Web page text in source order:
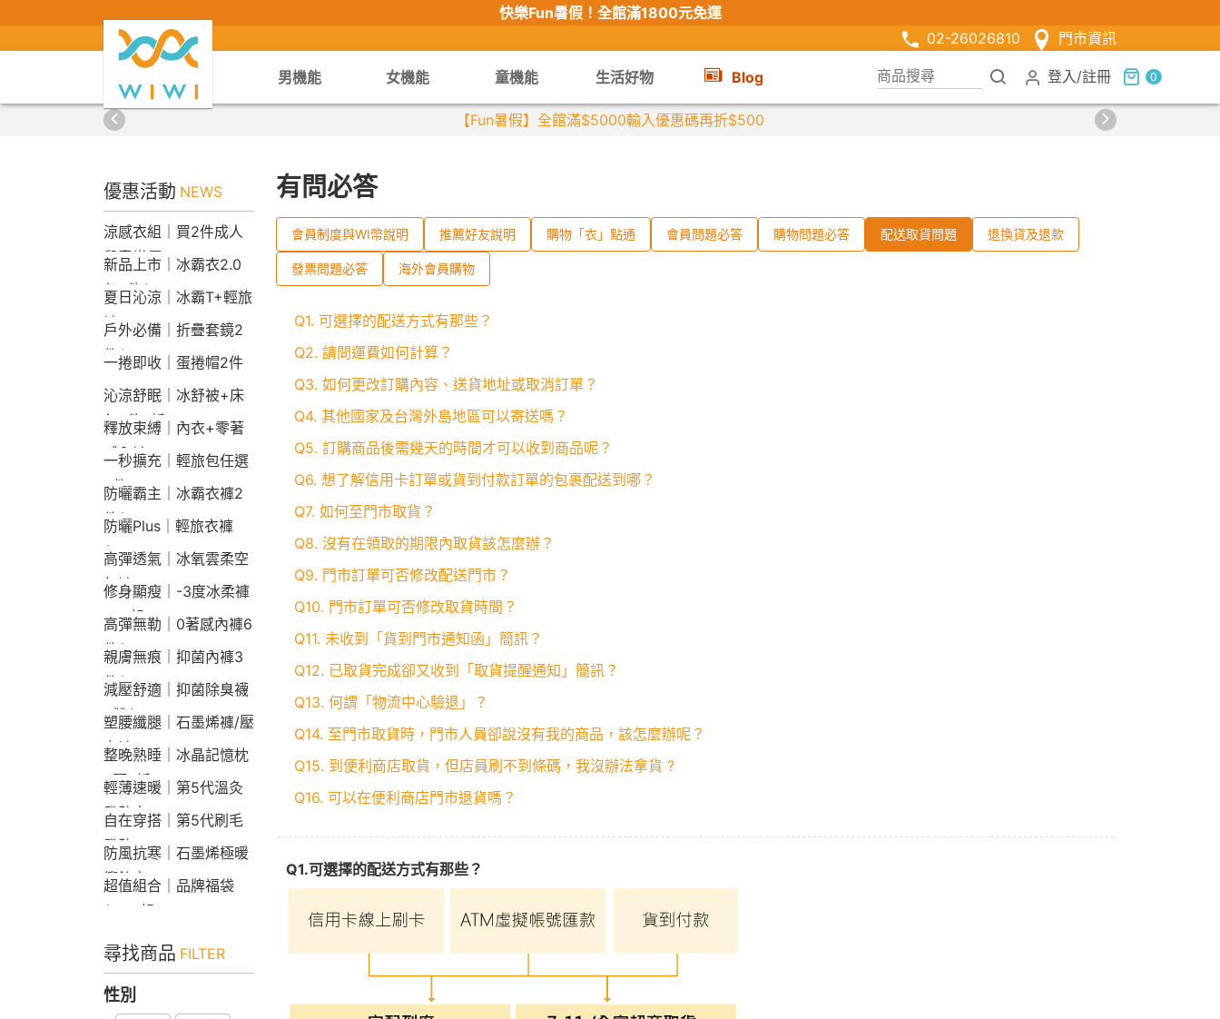
快樂Fun暑假！ 全館滿1800元免運
02-26026810
門市資訊
男機能 女機能 童機能 生活好物 Blog 登入 /註冊 0
優惠活動 NEWS
涼感衣組｜買2件成人
兒童半價
新品上市｜冰霸衣2.0
任2件$2290
夏日沁涼｜冰霸T+輕旅
褲
戶外必備｜折疊套鏡2
件$1790
一捲即收｜蛋捲帽2件
1790
沁涼舒眠｜冰舒被+床
包2件9折
釋放束縛｜內衣+零著
感內褲
一秒擴充｜輕旅包任選
2件2190
防曬霸主｜冰霸衣褲2
件$1790
防曬Plus｜輕旅衣褲
$2190
高彈透氣｜冰氧雲柔空
氣褲
修身顯瘦｜-3度冰柔褲
790起
高彈無勒｜0著感內褲6
件$1290
親膚無痕｜抑菌內褲3
件$790
減壓舒適｜抑菌除臭襪
3雙$660
塑腰纖腿｜石墨烯褲/壓
力褲
整晚熟睡｜冰晶記憶枕
2顆9折
輕薄速暖｜第5代溫灸
發熱衣
自在穿搭｜第5代刷毛
發熱Bra T
防風抗寒｜石墨烯極暖
衝鋒衣
超值組合｜品牌福袋
$599起
尋找商品 FILTER
性別
有問必答
會員制度與WI幣說明 推薦好友說明 購物「衣」點通 會員問題必答 購物問題必答 配送取貨問題 退換貨及退款
發票問題必答 海外會員購物
Q1. 可選擇的配送方式有那些？
Q2. 請問運費如何計算？
Q3. 如何更改訂購內容、送貨地址或取消訂單？
Q4. 其他國家及台灣外島地區可以寄送嗎？
Q5. 訂購商品後需幾天的時間才可以收到商品呢？
Q6. 想了解信用卡訂單或貨到付款訂單的包裹配送到哪？
Q7. 如何至門市取貨？
Q8. 沒有在領取的期限內取貨該怎麼辦？
Q9. 門市訂單可否修改配送門市？
Q10. 門市訂單可否修改取貨時間？
Q11. 未收到「貨到門市通知函」簡訊？
Q12. 已取貨完成卻又收到「取貨提醒通知」簡訊？
Q13. 何謂「物流中心驗退」？
Q14. 至門市取貨時，門市人員卻說沒有我的商品，該怎麼辦呢？
Q15. 到便利商店取貨，但店員刷不到條碼，我沒辦法拿貨 ?
Q16. 可以在便利商店門市退貨嗎？
Q1.可選擇的配送方式有那些？